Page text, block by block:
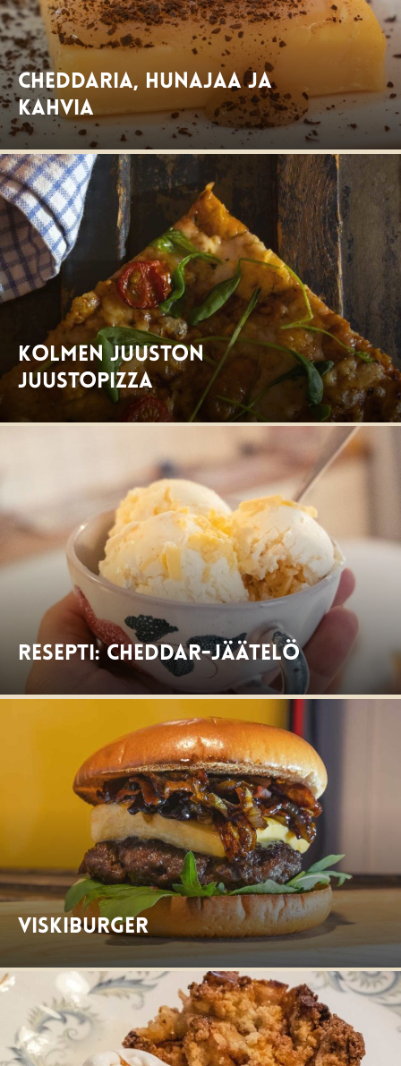
Cheddaria, hunajaa ja
kahvia
Kolmen juuston
juustopizza
Resepti: Cheddar-jäätelö
Viskiburger